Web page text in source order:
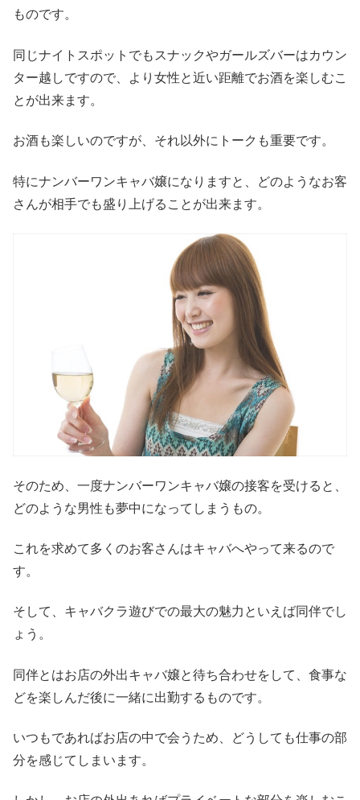
ものです。
同じナイトスポットでもスナックやガールズバーはカウン
ター越しですので、より女性と近い距離でお酒を楽しむこ
とが出来ます。
お酒も楽しいのですが、それ以外にトークも重要です。
特にナンバーワンキャバ嬢になりますと、どのようなお客
さんが相手でも盛り上げることが出来ます。
そのため、一度ナンバーワンキャバ嬢の接客を受けると、
どのような男性も夢中になってしまうもの。
これを求めて多くのお客さんはキャバへやって来るので
す。
そして、キャバクラ遊びでの最大の魅力といえば同伴でし
ょう。
同伴とはお店の外出キャバ嬢と待ち合わせをして、食事な
どを楽しんだ後に一緒に出勤するものです。
いつもであればお店の中で会うため、どうしても仕事の部
分を感じてしまいます。